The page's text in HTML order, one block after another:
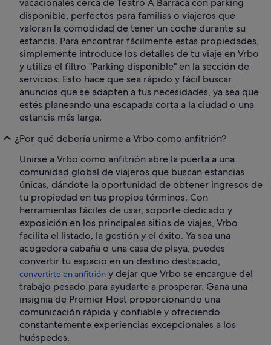
vacacionales cerca de Teatro A Barraca con parking
disponible, perfectos para familias o viajeros que
valoran la comodidad de tener un coche durante su
estancia. Para encontrar fácilmente estas propiedades,
simplemente introduce los detalles de tu viaje en Vrbo
y utiliza el filtro "Parking disponible" en la sección de
servicios. Esto hace que sea rápido y fácil buscar
anuncios que se adapten a tus necesidades, ya sea que
estés planeando una escapada corta a la ciudad o una
estancia más larga.
¿Por qué debería unirme a Vrbo como anfitrión?
Unirse a Vrbo como anfitrión abre la puerta a una
comunidad global de viajeros que buscan estancias
únicas, dándote la oportunidad de obtener ingresos de
tu propiedad en tus propios términos. Con
herramientas fáciles de usar, soporte dedicado y
exposición en los principales sitios de viajes, Vrbo
facilita el listado, la gestión y el éxito. Ya sea una
acogedora cabaña o una casa de playa, puedes
convertir tu espacio en un destino destacado,
convertirte en anfitrión y dejar que Vrbo se encargue del
trabajo pesado para ayudarte a prosperar. Gana una
insignia de Premier Host proporcionando una
comunicación rápida y confiable y ofreciendo
constantemente experiencias excepcionales a los
huéspedes.